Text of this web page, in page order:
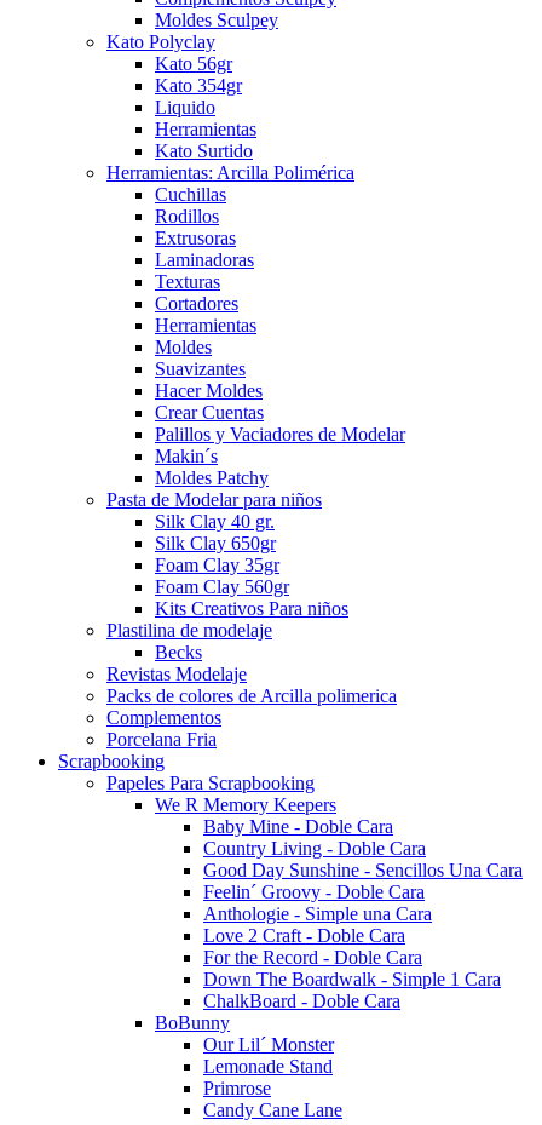
Moldes Sculpey
Kato Polyclay
Kato 56gr
Kato 354gr
Liquido
Herramientas
Kato Surtido
Herramientas: Arcilla Polimérica
Cuchillas
Rodillos
Extrusoras
Laminadoras
Texturas
Cortadores
Herramientas
Moldes
Suavizantes
Hacer Moldes
Crear Cuentas
Palillos y Vaciadores de Modelar
Makin´s
Moldes Patchy
Pasta de Modelar para niños
Silk Clay 40 gr.
Silk Clay 650gr
Foam Clay 35gr
Foam Clay 560gr
Kits Creativos Para niños
Plastilina de modelaje
Becks
Revistas Modelaje
Packs de colores de Arcilla polimerica
Complementos
Porcelana Fria
Scrapbooking
Papeles Para Scrapbooking
We R Memory Keepers
Baby Mine - Doble Cara
Country Living - Doble Cara
Good Day Sunshine - Sencillos Una Cara
Feelin´ Groovy - Doble Cara
Anthologie - Simple una Cara
Love 2 Craft - Doble Cara
For the Record - Doble Cara
Down The Boardwalk - Simple 1 Cara
ChalkBoard - Doble Cara
BoBunny
Our Lil´ Monster
Lemonade Stand
Primrose
Candy Cane Lane